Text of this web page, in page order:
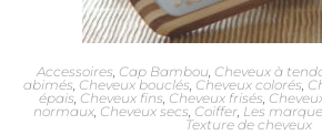
Accessoires Cap Bambou Cheveux à
abimés Cheveux bouclés Cheveux colorés
épais Cheveux fins Cheveux frisés
normaux, Cheveux secs Coiffer, Les
Texture de cheveux